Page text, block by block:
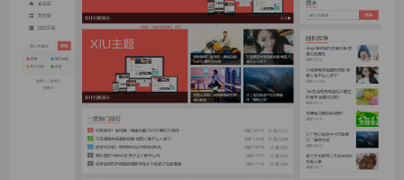
记住登录 找回密码|免密登录
登录
QQ登录
码云登录